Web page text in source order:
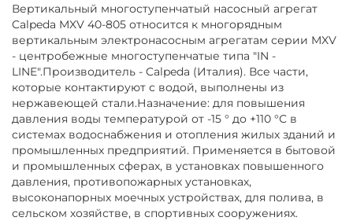
Вертикальный многоступенчатый насосный агрегат
Calpeda MXV 40-805 относится к многорядным
вертикальным электронасосным агрегатам серии MXV
- центробежные многоступенчатые типа "IN -
LINE".Производитель - Calpeda (Италия). Все части,
которые контактируют с водой, выполнены из
нержавеющей стали.Назначение: для повышения
давления воды температурой от -15 ° до +110 °С в
системах водоснабжения и отопления жилых зданий и
промышленных предприятий. Применяется в бытовой
и промышленных сферах, в установках повышенного
давления, противопожарных установках,
высоконапорных моечных устройствах, для полива, в
сельском хозяйстве, в спортивных сооружениях.